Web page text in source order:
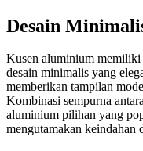
Desain
Kusen aluminium memiliki
desain minimalis yang
memberikan tampilan
Kombinasi sempurna
aluminium pilihan yang
mengutamakan keindahan